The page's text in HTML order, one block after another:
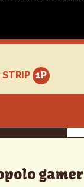
STRIP
gamer